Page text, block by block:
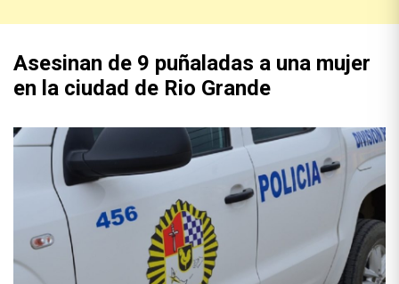
Asesinan de 9 puñaladas a una mujer
en la ciudad de Rio Grande